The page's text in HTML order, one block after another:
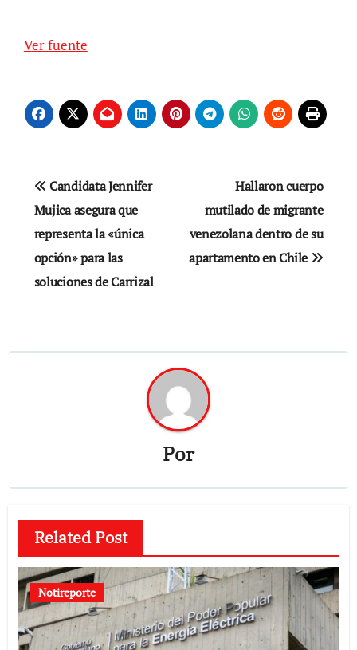
Ver fuente
Navegación
de
entradas
Candidata Jennifer
Mujica asegura que
representa la «única
opción» para las
soluciones de Carrizal
Hallaron cuerpo
mutilado de migrante
venezolana dentro de su
apartamento en Chile
Por
Related Post
Notireporte